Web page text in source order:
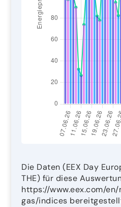
Die Daten (EEX Day
THE) für diese
https://www.eex.com/
gas/indices